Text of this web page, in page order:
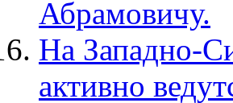
Абрамовичу.
На Западно-
активно